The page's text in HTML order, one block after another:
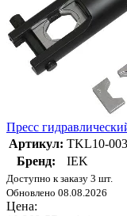
Пресс
Артикул: TKL10-003
Бренд:
IEK
Доступно к заказу 3 шт.
Обновлено 08.08.2026
Цена: